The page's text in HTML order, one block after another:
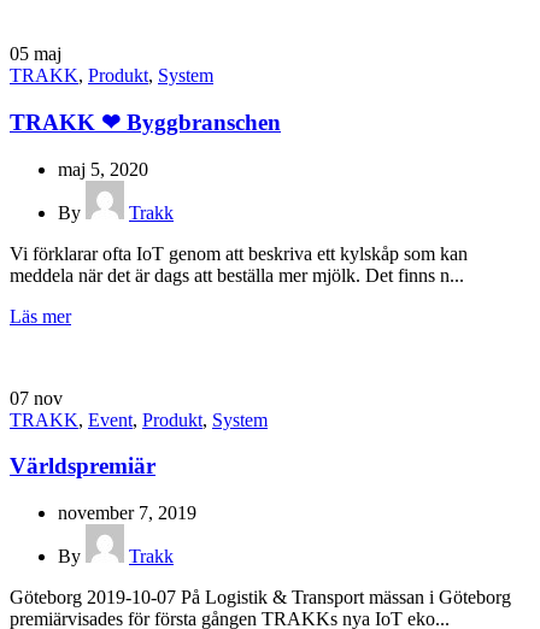
05 maj
TRAKK, Produkt, System
TRAKK ❤ Byggbranschen
maj 5, 2020
By
Trakk
Vi förklarar ofta IoT genom att beskriva ett kylskåp som kan
meddela när det är dags att beställa mer mjölk. Det finns n...
Läs mer
07 nov
TRAKK, Event, Produkt, System
Världspremiär
november 7, 2019
By
Trakk
Göteborg 2019-10-07 På Logistik & Transport mässan i Göteborg
premiärvisades för första gången TRAKKs nya IoT eko...